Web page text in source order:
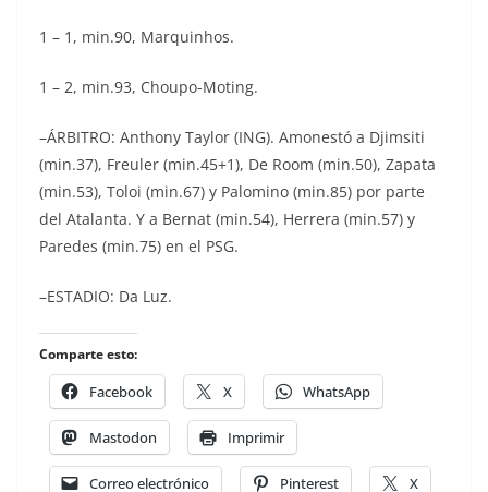
1 – 1, min.90, Marquinhos.
1 – 2, min.93, Choupo-Moting.
–ÁRBITRO: Anthony Taylor (ING). Amonestó a Djimsiti
(min.37), Freuler (min.45+1), De Room (min.50), Zapata
(min.53), Toloi (min.67) y Palomino (min.85) por parte
del Atalanta. Y a Bernat (min.54), Herrera (min.57) y
Paredes (min.75) en el PSG.
–ESTADIO: Da Luz.
Comparte esto:
Facebook X WhatsApp
Mastodon Imprimir
Correo electrónico Pinterest X